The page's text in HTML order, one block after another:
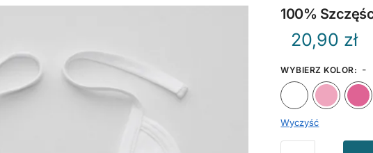
100%
20,90 zł
WYBIERZ KOLOR: -
Wyczyść